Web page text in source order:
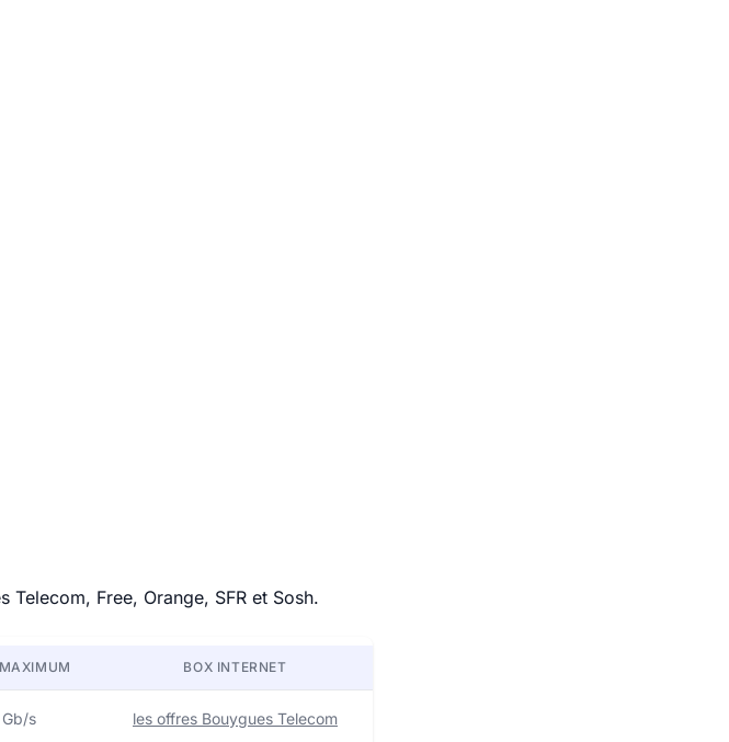
Free, Orange, SFR et Sosh.
BOX INTERNET
s les offres Bouygues Telecom